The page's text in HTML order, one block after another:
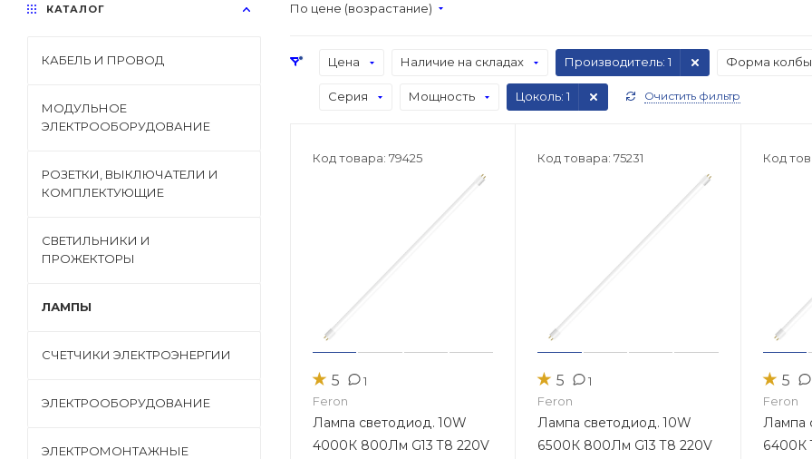
По цене (возрастание)
Цена Наличие на складах Производитель: 1 Форма колбы
Серия Мощность Цоколь: 1 Очистить фильтр
Код товара: 79425
★ 5 1
Feron
Лампа светодиод. 10W
4000К 800Лм G13 T8 220V
Код товара: 75231
★ 5 1
Feron
Лампа светодиод. 10W
6500К 800Лм G13 T8 220V
Код
★ 5
Feron
Лампа
6400К
КАТАЛОГ
КАБЕЛЬ И ПРОВОД
МОДУЛЬНОЕ
ЭЛЕКТРООБОРУДОВАНИЕ
РОЗЕТКИ, ВЫКЛЮЧАТЕЛИ И
КОМПЛЕКТУЮЩИЕ
СВЕТИЛЬНИКИ И
ПРОЖЕКТОРЫ
ЛАМПЫ
СЧЕТЧИКИ ЭЛЕКТРОЭНЕРГИИ
ЭЛЕКТРООБОРУДОВАНИЕ
ЭЛЕКТРОМОНТАЖНЫЕ